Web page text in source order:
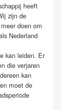
heeft
zijn de
doen om
Nederland
kan leiden. Er
die verjaren
kan
moet de